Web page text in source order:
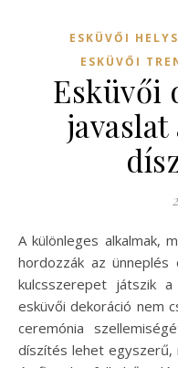
ESKÜVŐI
ESKÜVŐI
Esküvői
A különleges alkalmak, mint az esküvők, mindig magukban
hordozzák az
kulcsszerepet játszik
esküvői dekoráció nem
ceremónia
díszítés lehet egyszerű,